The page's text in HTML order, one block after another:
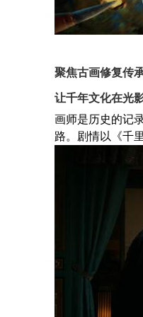
聚焦古画修复传
让千年文化在光
画师是历史的记
路。剧情以《千